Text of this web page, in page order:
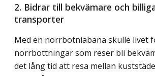
2. Bidrar till bekvämare och
transporter
Med en norrbotniabana skulle livet
norrbottningar som reser bli
det lång tid att resa mellan